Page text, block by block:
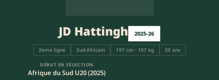
JD Hattingh 2025-26
2eme ligne Sud-Africain 197 cm · 107 kg 20 ans
DÉBUT EN SÉLECTION
Afrique du Sud U20 (2025)